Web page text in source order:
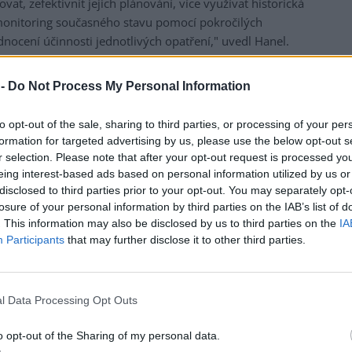
Do Not Process My Personal Information
opt-out of the sale, sharing to third parties, or processing of your
for targeted advertising by us, please use the below opt-out
selection. Please note that after your opt-out request is processed
interest-based ads based on personal information utilized by us
to third parties prior to your opt-out. You may separately
of your personal information by third parties on the IAB’s list of
This information may also be disclosed by us to third parties on the
Participants that may further disclose it to other third parties.
Data Processing Opt Outs
opt-out of the Sharing of my personal data.
zefektivnit jejich plánování, více využívat historická
současného stavu pomocí pokročilých
účinnosti jednotlivých opatření," uvedl Hanel.
očekává vyšší využívání zavlažování, podmínkou k
je třeba postupně budovat, neboť současné zdroje
negativní přístup k budování přehradních nádrží, které
pod nádrží pomoci takzvaným nadlepšováním
zadržovat vodu považuje Havel jak technické stavby,
vodních ploch společně s větší biodiverzitou v
už od začátku jara. Podle projektuInterSuchopanuje
sucho, tedy nejvyšší stupeň, na zhruba dalších 15